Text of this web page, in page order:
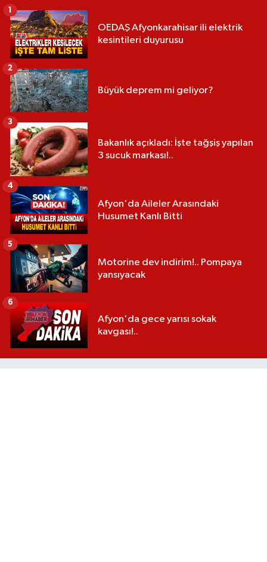
OEDAŞ Afyonkarahisar ili elektrik
kesintileri duyurusu
1
Büyük deprem mi geliyor?
2
Bakanlık açıkladı: İşte tağşiş yapılan
3 sucuk markası!..
3
Afyon'da Aileler Arasındaki
Husumet Kanlı Bitti
4
Motorine dev indirim!.. Pompaya
yansıyacak
5
Afyon'da gece yarısı sokak
kavgası!..
6